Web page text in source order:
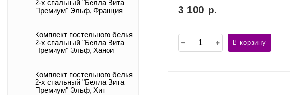
2-х спальный "Белла Вита
Премиум" Эльф, Франция
Комплект постельного белья
2-х спальный "Белла Вита
Премиум" Эльф, Ханой
Комплект постельного белья
2-х спальный "Белла Вита
Премиум" Эльф, Хит
3 100 р.
В корзину